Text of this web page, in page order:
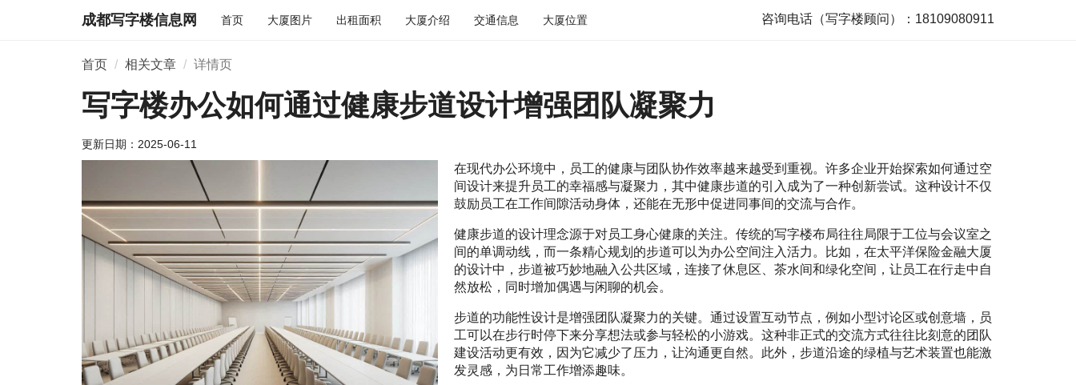
成都写字楼信息网 首页 大厦图片 出租面积 大厦介绍 交通信息 大厦位置 咨询电话（写字楼顾问）：18109080911
首页 相关文章 详情页
写字楼办公如何通过健康步道设计增强团队凝聚力
更新日期： 2025-06-11
在现代办公环境中，员工的健康与团队协作效率越来越受到重视。许多企业开始探索如何通过空
间设计来提升员工的幸福感与凝聚力，其中健康步道的引入成为了一种创新尝试。这种设计不仅
鼓励员工在工作间隙活动身体，还能在无形中促进同事间的交流与合作。
健康步道的设计理念源于对员工身心健康的关注。传统的写字楼布局往往局限于工位与会议室之
间的单调动线，而一条精心规划的步道可以为办公空间注入活力。比如，在太平洋保险金融大厦
的设计中，步道被巧妙地融入公共区域，连接了休息区、茶水间和绿化空间，让员工在行走中自
然放松，同时增加偶遇与闲聊的机会。
步道的功能性设计是增强团队凝聚力的关键。通过设置互动节点，例如小型讨论区或创意墙，员
工可以在步行时停下来分享想法或参与轻松的小游戏。这种非正式的交流方式往往比刻意的团队
建设活动更有效，因为它减少了压力，让沟通更自然。此外，步道沿途的绿植与艺术装置也能激
发灵感，为日常工作增添趣味。